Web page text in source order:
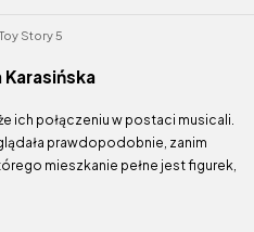
Toy Story 5
ich połączeniu w postaci musicali.
prawdopodobnie, zanim
mieszkanie pełne jest figurek,